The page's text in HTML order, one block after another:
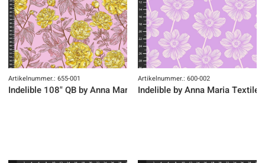
Artikelnummer.: 655-001
Indelible 108" QB by Anna Maria Textiles
Artikelnummer.: 600-002
Indelible by Anna Maria Textiles